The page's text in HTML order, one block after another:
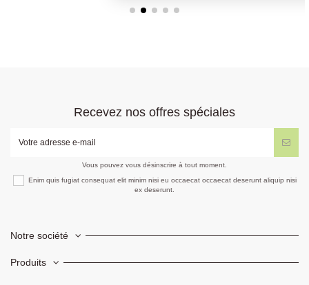
Recevez nos offres spéciales
Vous pouvez vous désinscrire à tout moment.
Enim quis fugiat consequat elit minim nisi eu occaecat occaecat deserunt aliquip nisi
ex deserunt.
Notre société
Produits